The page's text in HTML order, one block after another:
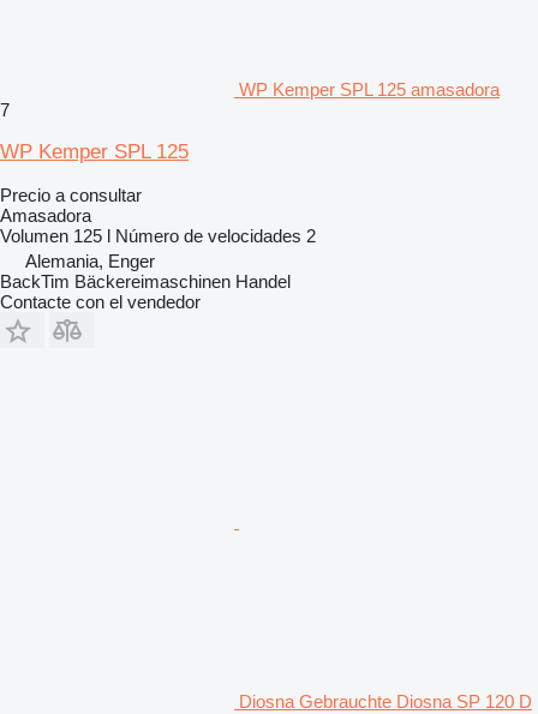
WP Kemper SPL 125 amasadora
7
WP Kemper SPL 125
Precio a consultar
Amasadora
Volumen 125 l Número de velocidades 2
Alemania, Enger
BackTim Bäckereimaschinen Handel
Contacte con el vendedor
Diosna Gebrauchte Diosna SP 120 D